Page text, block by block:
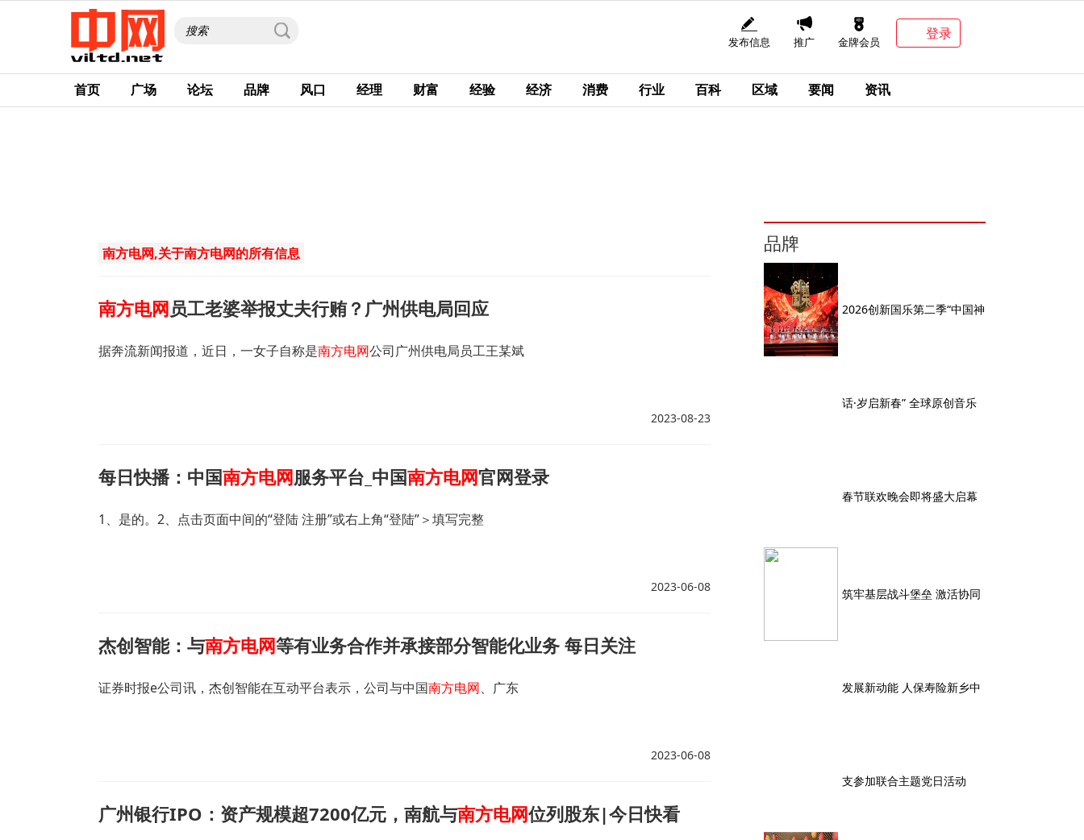
发布信息 推广 金牌会员
登录
首页 广场 论坛 品牌 风口 经理 财富 经验 经济 消费 行业 百科 区域 要闻 资讯
南方电网,关于南方电网的所有信息
南方电网员工老婆举报丈夫行贿？广州供电局回应
据奔流新闻报道，近日，一女子自称是南方电网公司广州供电局员工王某斌
2023-08-23
每日快播：中国南方电网服务平台_中国南方电网官网登录
1、是的。2、点击页面中间的“登陆 注册”或右上角“登陆”＞填写完整
2023-06-08
杰创智能：与南方电网等有业务合作并承接部分智能化业务 每日关注
证券时报e公司讯，杰创智能在互动平台表示，公司与中国南方电网、广东
2023-06-08
广州银行IPO：资产规模超7200亿元，南航与南方电网位列股东|今日快看
品牌
2026创新国乐第二季“中国神
话·岁启新春” 全球原创音乐
春节联欢晚会即将盛大启幕
筑牢基层战斗堡垒 激活协同
发展新动能 人保寿险新乡中
支参加联合主题党日活动